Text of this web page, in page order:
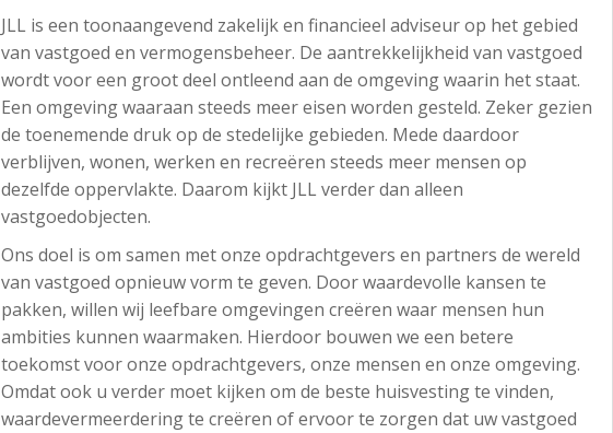
JLL is een toonaangevend zakelijk en financieel adviseur op het gebied
van vastgoed en vermogensbeheer. De aantrekkelijkheid van vastgoed
wordt voor een groot deel ontleend aan de omgeving waarin het staat.
Een omgeving waaraan steeds meer eisen worden gesteld. Zeker gezien
de toenemende druk op de stedelijke gebieden. Mede daardoor
verblijven, wonen, werken en recreëren steeds meer mensen op
dezelfde oppervlakte. Daarom kijkt JLL verder dan alleen
vastgoedobjecten.
Ons doel is om samen met onze opdrachtgevers en partners de wereld
van vastgoed opnieuw vorm te geven. Door waardevolle kansen te
pakken, willen wij leefbare omgevingen creëren waar mensen hun
ambities kunnen waarmaken. Hierdoor bouwen we een betere
toekomst voor onze opdrachtgevers, onze mensen en onze omgeving.
Omdat ook u verder moet kijken om de beste huisvesting te vinden,
waardevermeerdering te creëren of ervoor te zorgen dat uw vastgoed